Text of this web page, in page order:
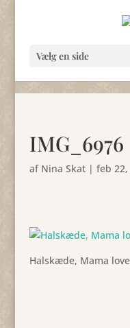
Vælg en side
IMG_6976
af Nina Skat| feb 22,
Halskæde, Mama love